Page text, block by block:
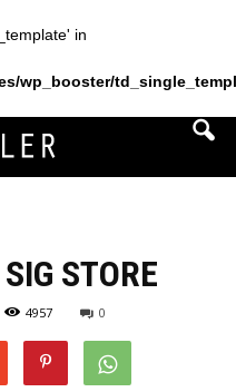
in
wp_booster/
STORE
4957 0